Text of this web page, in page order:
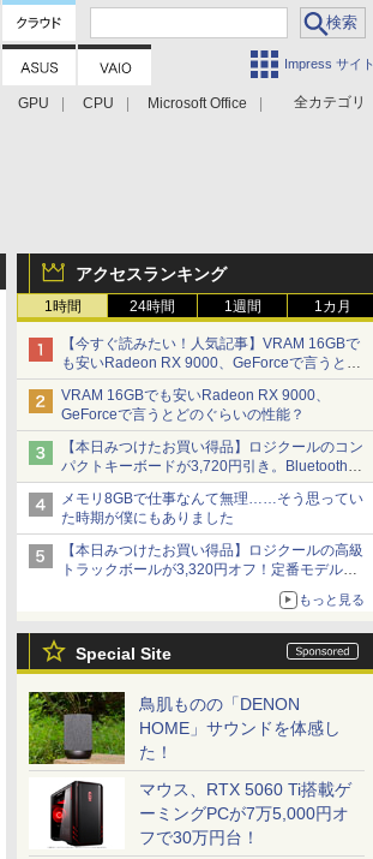
Impress サイト
全カテゴリ
GPU CPU
Microsoft Office
アクセスランキング
1時間 24時間 1週間 1カ月
【今すぐ読みたい！人気記事】VRAM 16GBで
も安いRadeon RX 9000、GeForceで言うとど
のぐらいの性能？ - PC Watch
VRAM 16GBでも安いRadeon RX 9000、
GeForceで言うとどのぐらいの性能？
【本日みつけたお買い得品】ロジクールのコン
パクトキーボードが3,720円引き。Bluetoothで3
台接続対応
メモリ8GBで仕事なんて無理……そう思ってい
た時期が僕にもありました
【本日みつけたお買い得品】ロジクールの高級
トラックボールが3,320円オフ！定番モデルも
もっと見る
Special Site
鳥肌ものの「DENON
HOME」サウンドを体感し
た！
マウス、RTX 5060 Ti搭載ゲ
ーミングPCが7万5,000円オ
フで30万円台！